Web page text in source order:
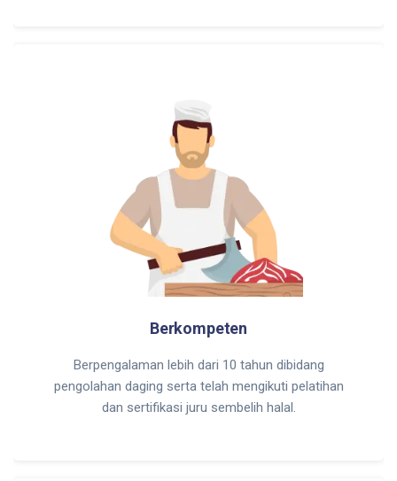
Berkompeten
Berpengalaman lebih dari 10 tahun dibidang
pengolahan daging serta telah mengikuti pelatihan
dan sertifikasi juru sembelih halal.